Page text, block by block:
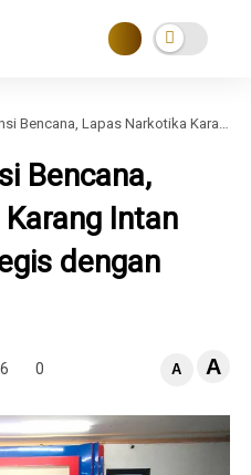
Narkotika Karang Intan Koordinasi Strategis dengan Instansi Terkait
Bencana,
Intan
dengan
0 A A